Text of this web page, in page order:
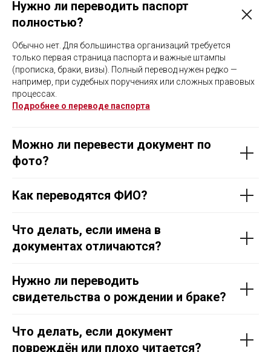
Нужно ли переводить паспорт
полностью?
Обычно нет. Для большинства организаций требуется
только первая страница паспорта и важные штампы
(прописка, браки, визы). Полный перевод нужен редко —
например, при судебных поручениях или сложных правовых
процессах.
Подробнее о переводе паспорта
Можно ли перевести документ по
фото?
Как переводятся ФИО?
Что делать, если имена в
документах отличаются?
Нужно ли переводить
свидетельства о рождении и браке?
Что делать, если документ
повреждён или плохо читается?